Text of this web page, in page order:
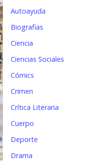
Autoayuda
Biografias
Ciencia
Ciencias Sociales
Cómics
Crimen
Crítica Literaria
Cuerpo
Deporte
Drama